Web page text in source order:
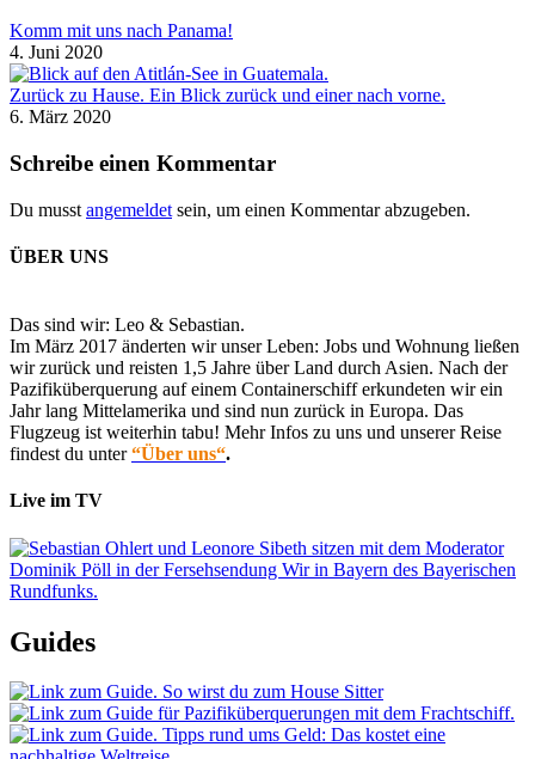
Komm mit uns nach Panama!
4. Juni 2020
Zurück zu Hause. Ein Blick zurück und einer nach vorne.
6. März 2020
Schreibe einen Kommentar
Du musst angemeldet sein, um einen Kommentar abzugeben.
ÜBER UNS
Das sind wir: Leo & Sebastian.
Im März 2017 änderten wir unser Leben: Jobs und Wohnung ließen
wir zurück und reisten 1,5 Jahre über Land durch Asien. Nach der
Pazifiküberquerung auf einem Containerschiff erkundeten wir ein
Jahr lang Mittelamerika und sind nun zurück in Europa. Das
Flugzeug ist weiterhin tabu! Mehr Infos zu uns und unserer Reise
findest du unter“Über uns“.
Live im TV
Guides